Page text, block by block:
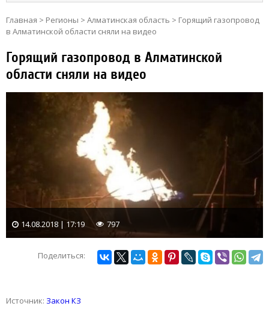
Главная > Регионы > Алматинская область > Горящий газопровод
в Алматинской области сняли на видео
Горящий газопровод в Алматинской
области сняли на видео
14.08.2018 | 17:19 797
Поделиться:
Источник: Закон КЗ